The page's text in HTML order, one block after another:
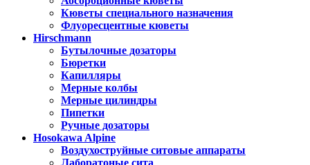
Кюветы специального назначения
Флуоресцентные кюветы
Hirschmann
Бутылочные дозаторы
Бюретки
Капилляры
Мерные колбы
Мерные цилиндры
Пипетки
Ручные дозаторы
Hosokawa Alpine
Воздухоструйные ситовые аппараты
Лаборатоные сита